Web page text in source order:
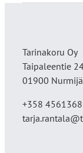
Tarinakoru Oy
Taipaleentie
01900
+358